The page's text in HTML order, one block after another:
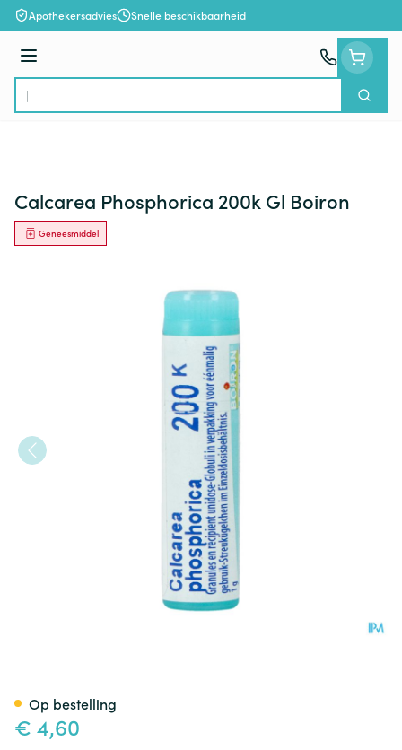
Ga naar de inhoud
Apothekersadvies Snelle beschikbaarheid
Menu
Product, merk, categorie...
Zoek
Calcarea Phosphorica 200k Gl Boiron
Geneesmiddel
€ 4,60
Op bestelling